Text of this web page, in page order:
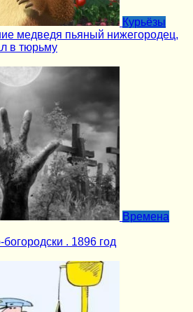
Курьёзы
медведя пьяный нижегородец,
в тюрьму
Времена
. 1896 год